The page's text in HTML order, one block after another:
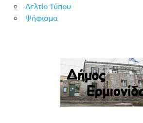
Δελτίο Τύπου
Ψήφισμα